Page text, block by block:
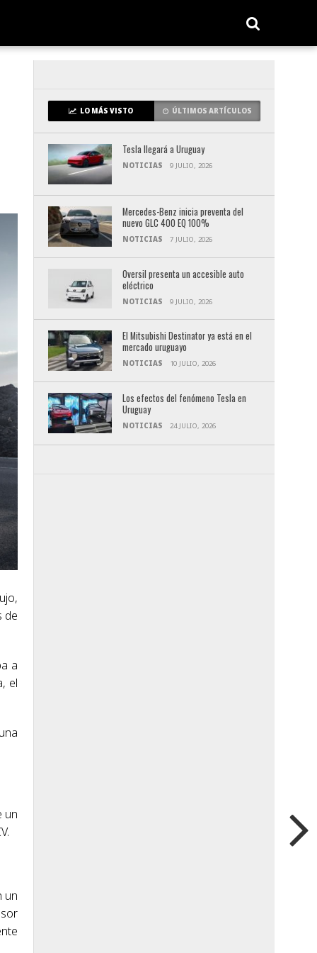
de
a
el
un
un
LO MÁS VISTO ÚLTIMOS ARTÍCULOS
Tesla llegará a Uruguay
NOTICIAS 9 JULIO, 2026
Mercedes-Benz inicia preventa del
nuevo GLC 400 EQ 100%
NOTICIAS 7 JULIO, 2026
Oversil presenta un accesible auto
eléctrico
NOTICIAS 9 JULIO, 2026
El Mitsubishi Destinator ya está en el
mercado uruguayo
NOTICIAS 10 JULIO, 2026
Los efectos del fenómeno Tesla en
Uruguay
NOTICIAS 24 JULIO, 2026